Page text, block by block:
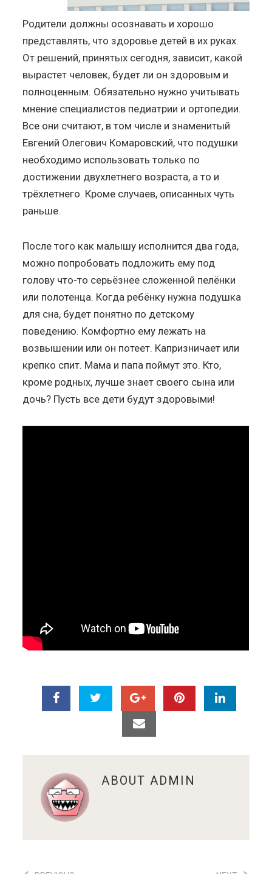
Родители должны осознавать и хорошо
представлять, что здоровье детей в их руках.
От решений, принятых сегодня, зависит, какой
вырастет человек, будет ли он здоровым и
полноценным. Обязательно нужно учитывать
мнение специалистов педиатрии и ортопедии.
Все они считают, в том числе и знаменитый
Евгений Олегович Комаровский, что подушки
необходимо использовать только по
достижении двухлетнего возраста, а то и
трёхлетнего. Кроме случаев, описанных чуть
раньше.
После того как малышу исполнится два года,
можно попробовать подложить ему под
голову что-то серьёзнее сложенной пелёнки
или полотенца. Когда ребёнку нужна подушка
для сна, будет понятно по детскому
поведению. Комфортно ему лежать на
возвышении или он потеет. Капризничает или
крепко спит. Мама и папа поймут это. Кто,
кроме родных, лучше знает своего сына или
дочь? Пусть все дети будут здоровыми!
ABOUT ADMIN